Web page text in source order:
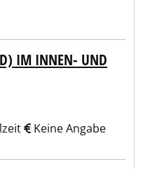
IM INNEN- UND
Keine Angabe